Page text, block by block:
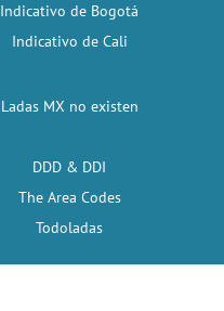
Indicativo de Bogotá
Indicativo de Cali
Ladas MX no existen
DDD & DDI
The Area Codes
Todoladas